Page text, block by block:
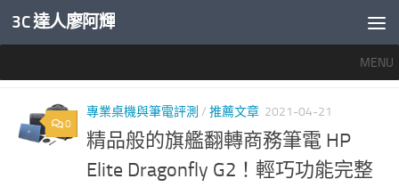
內文下方
3C 達人廖阿輝
MENU
0
專業桌機與筆電評測 / 推薦文章 2021-04-21
精品般的旗艦翻轉商務筆電 HP
Elite Dragonfly G2！輕巧功能完整